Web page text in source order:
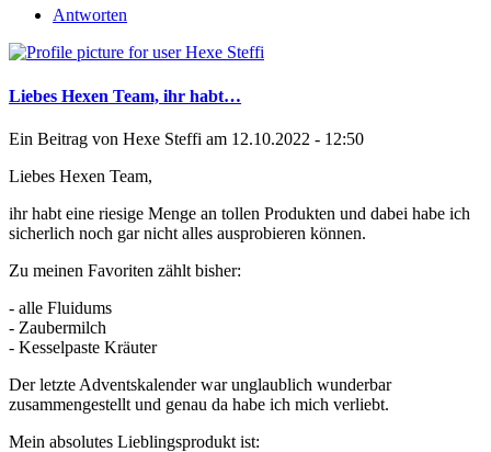
Antworten
Liebes Hexen Team, ihr habt…
Ein Beitrag von Hexe Steffi am 12.10.2022 - 12:50
Liebes Hexen Team,
ihr habt eine riesige Menge an tollen Produkten und dabei habe ich
sicherlich noch gar nicht alles ausprobieren können.
Zu meinen Favoriten zählt bisher:
- alle Fluidums
- Zaubermilch
- Kesselpaste Kräuter
Der letzte Adventskalender war unglaublich wunderbar
zusammengestellt und genau da habe ich mich verliebt.
Mein absolutes Lieblingsprodukt ist: